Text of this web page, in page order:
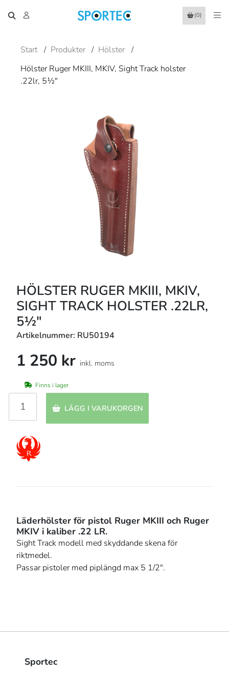
(0)
Start / Produkter / Hölster /
Hölster Ruger MKIII, MKIV, Sight Track holster
.22lr, 5½"
HÖLSTER RUGER MKIII, MKIV,
SIGHT TRACK HOLSTER .22LR,
5½"
Artikelnummer: RU50194
1 250 kr inkl. moms
Finns i lager
LÄGG I VARUKORGEN
Läderhölster för pistol Ruger MKIII och Ruger
MKIV i kaliber .22 LR.
Sight Track modell med skyddande skena för
riktmedel.
Passar pistoler med piplängd max 5 1/2".
Sportec